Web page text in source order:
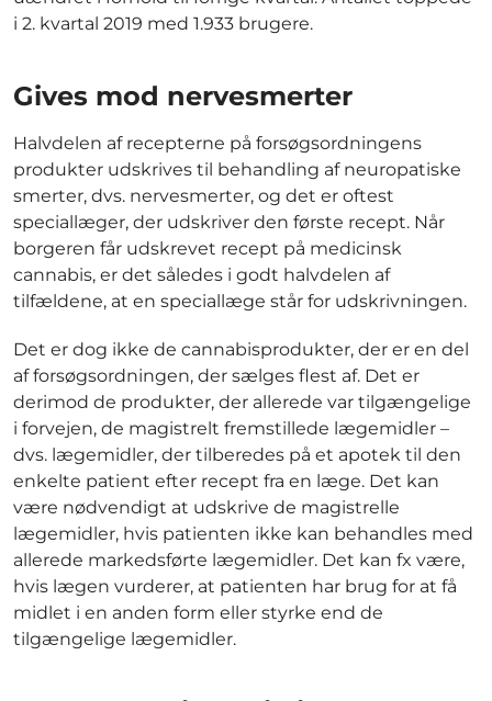
i 2. kvartal 2019 med 1.933 brugere.
Gives mod nervesmerter
Halvdelen af recepterne på forsøgsordningens
produkter udskrives til behandling af neuropatiske
smerter, dvs. nervesmerter, og det er oftest
speciallæger, der udskriver den første recept. Når
borgeren får udskrevet recept på medicinsk
cannabis, er det således i godt halvdelen af
tilfældene, at en speciallæge står for udskrivningen.
Det er dog ikke de cannabisprodukter, der er en del
af forsøgsordningen, der sælges flest af. Det er
derimod de produkter, der allerede var tilgængelige
i forvejen, de magistrelt fremstillede lægemidler –
dvs. lægemidler, der tilberedes på et apotek til den
enkelte patient efter recept fra en læge. Det kan
være nødvendigt at udskrive de magistrelle
lægemidler, hvis patienten ikke kan behandles med
allerede markedsførte lægemidler. Det kan fx være,
hvis lægen vurderer, at patienten har brug for at få
midlet i en anden form eller styrke end de
tilgængelige lægemidler.